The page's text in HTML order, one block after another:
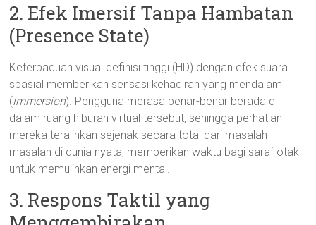
2. Efek Imersif Tanpa Hambatan
(Presence State)
Keterpaduan visual definisi tinggi (HD) dengan efek suara
spasial memberikan sensasi kehadiran yang mendalam
(immersion). Pengguna merasa benar-benar berada di
dalam ruang hiburan virtual tersebut, sehingga perhatian
mereka teralihkan sejenak secara total dari masalah-
masalah di dunia nyata, memberikan waktu bagi saraf otak
untuk memulihkan energi mental.
3. Respons Taktil yang